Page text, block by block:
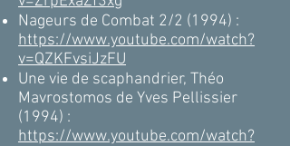
Nageurs de Combat 2/2 (1994) :
https://www.youtube.com/watch?
v=QZKFvsiJzFU
Une vie de scaphandrier, Théo
Mavrostomos de Yves Pellissier
(1994) :
https://www.youtube.com/watch?